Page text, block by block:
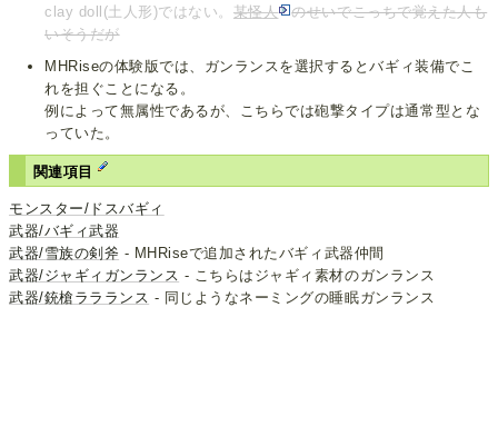
clay doll(土人形)ではない。 某怪人
のせいでこっちで覚えた人も
いそうだが
MHRiseの体験版では、ガンランスを選択するとバギィ装備でこ
れを担ぐことになる。
例によって無属性であるが、こちらでは砲撃タイプは通常型とな
っていた。
関連項目
モンスター/ドスバギィ
武器/バギィ武器
武器/雪族の剣斧 - MHRiseで追加されたバギィ武器仲間
武器/ジャギィガンランス - こちらはジャギィ素材のガンランス
武器/銃槍ララランス - 同じようなネーミングの睡眠ガンランス